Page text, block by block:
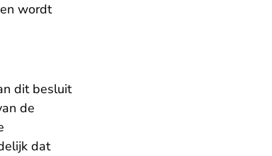
wordt
dit besluit
de
dat